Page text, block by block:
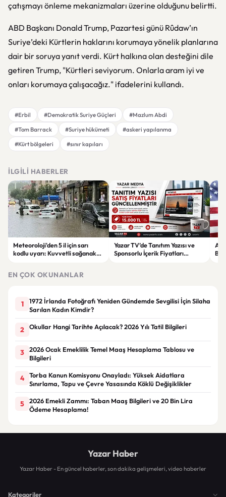
çatışmayı önleme mekanizmaları üzerine olduğunu belirtti.
ABD Başkanı Donald Trump, Pazartesi günü Rûdaw’ın
Suriye’deki Kürtlerin haklarını korumaya yönelik planlarına
dair bir soruya yanıt verdi. Kürt halkına olan desteğini dile
getiren Trump, "Kürtleri seviyorum. Onlarla aram iyi ve
onları korumaya çalışacağız." ifadelerini kullandı.
#Erbil #Demokratik Suriye Güçleri
#Mazlum Abdi
#Tom Barrack
#Suriye hükümeti
#askeri yapılanma
#Kürt bölgeleri
#sınır kapıları
İLGILI HABERLER
Meteoroloji'den 5 il için sarı
kodlu uyarı: Kuvvetli sağanak
Yazar TV’de Tanıtım Yazısı ve
Sponsorlu İçerik Fiyatları
EN ÇOK OKUNANLAR
1
1972 İrlanda Fotoğrafı Yeniden Gündemde Sevgilisi İçin Silaha
Sarılan Kadın Kimdir?
2 Okullar Hangi Tarihte Açılacak? 2026 Yılı Tatil Bilgileri
3
2026 Ocak Emeklilik Temel Maaş Hesaplama Tablosu ve
Bilgileri
4
Torba Kanun Komisyonu Onayladı: Yüksek Aidatlara
Sınırlama, Tapu ve Çevre Yasasında Köklü Değişiklikler
5
2026 Emekli Zammı: Taban Maaş Bilgileri ve 20 Bin Lira
Ödeme Hesaplama!
Yazar Haber
Yazar Haber - En güncel haberler, son dakika gelişmeleri, video haberler
Kategoriler